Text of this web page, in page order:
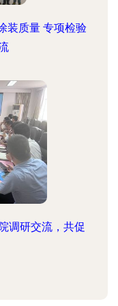
装质量 专项检验
调研交流，共促